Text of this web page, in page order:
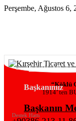
Perşembe, Ağustos 6,
“Köklü
1914’ ten
Destek Hattı
KURUMSAL
Başkanımız
Başkanın